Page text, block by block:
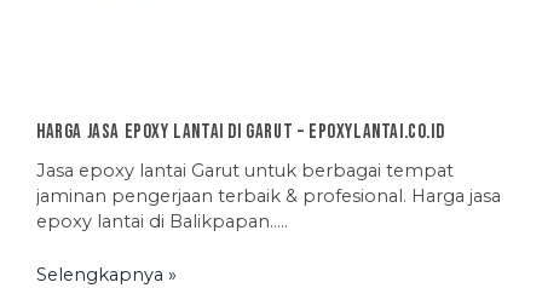
Harga Jasa Epoxy Lantai di Garut – EpoxyLantai.co.id
Jasa epoxy lantai Garut untuk berbagai tempat
jaminan pengerjaan terbaik & profesional. Harga jasa
epoxy lantai di Balikpapan…..
Selengkapnya »